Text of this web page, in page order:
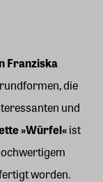
Franziska
die
und
»Würfel«ist
worden.